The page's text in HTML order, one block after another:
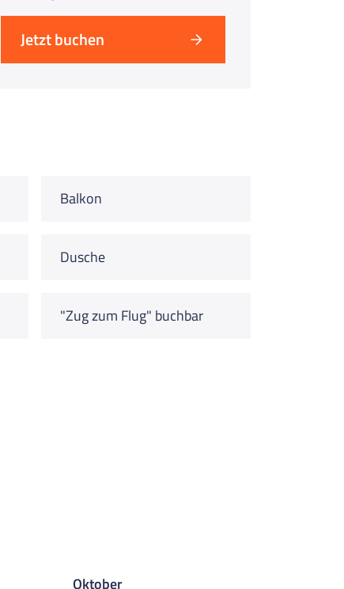
Jetzt buchen
Balkon
Dusche
"Zug zum Flug" buchbar
Oktober